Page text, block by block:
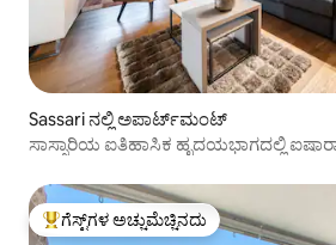
Sassari ನಲ್ಲಿ ಅಪಾರ್ಟ್‌ಮಂಟ್
ಸಾಸ್ಸಾರಿಯ ಐತಿಹಾಸಿಕ ಹೃದಯಭಾಗದಲ್ಲಿ
ಗೆಸ್ಟ್‌ಗಳಿಗೆ ಅತಿ ಹೆಚ್ಚು ಅಚ್ಚುಮೆಚ್ಚಿನದು
ಗೆಸ್ಟ್‌ಗಳ ಅಚ್ಚುಮೆಚ್ಚಿನದು